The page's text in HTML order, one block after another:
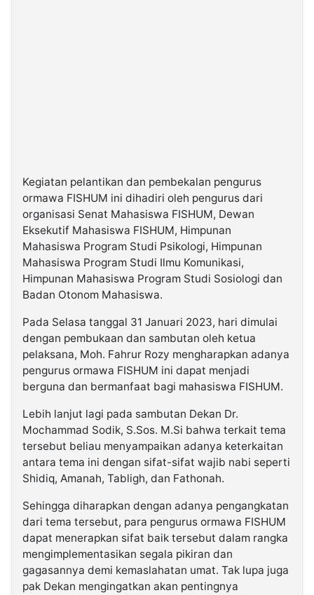
Kegiatan pelantikan dan pembekalan pengurus
ormawa FISHUM ini dihadiri oleh pengurus dari
organisasi Senat Mahasiswa FISHUM, Dewan
Eksekutif Mahasiswa FISHUM, Himpunan
Mahasiswa Program Studi Psikologi, Himpunan
Mahasiswa Program Studi Ilmu Komunikasi,
Himpunan Mahasiswa Program Studi Sosiologi dan
Badan Otonom Mahasiswa.
Pada Selasa tanggal 31 Januari 2023, hari dimulai
dengan pembukaan dan sambutan oleh ketua
pelaksana, Moh. Fahrur Rozy mengharapkan adanya
pengurus ormawa FISHUM ini dapat menjadi
berguna dan bermanfaat bagi mahasiswa FISHUM.
Lebih lanjut lagi pada sambutan Dekan Dr.
Mochammad Sodik, S.Sos. M.Si bahwa terkait tema
tersebut beliau menyampaikan adanya keterkaitan
antara tema ini dengan sifat-sifat wajib nabi seperti
Shidiq, Amanah, Tabligh, dan Fathonah.
Sehingga diharapkan dengan adanya pengangkatan
dari tema tersebut, para pengurus ormawa FISHUM
dapat menerapkan sifat baik tersebut dalam rangka
mengimplementasikan segala pikiran dan
gagasannya demi kemaslahatan umat. Tak lupa juga
pak Dekan mengingatkan akan pentingnya